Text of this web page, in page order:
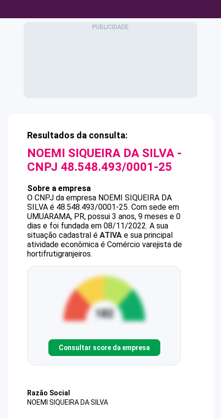
Resultados da consulta:
NOEMI SIQUEIRA DA SILVA -
CNPJ 48.548.493/0001-25
Sobre a empresa
O CNPJ da empresa NOEMI SIQUEIRA DA
SILVA é 48.548.493/0001-25. Com sede em
UMUARAMA, PR, possui 3 anos, 9 meses e 0
dias e foi fundada em 08/11/2022. A sua
situação cadastral é ATIVA e sua principal
atividade econômica é Comércio varejista de
hortifrutigranjeiros.
Consultar score da empresa
Razão Social
NOEMI SIQUEIRA DA SILVA